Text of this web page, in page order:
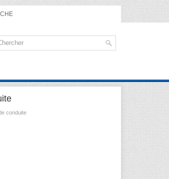
conduite